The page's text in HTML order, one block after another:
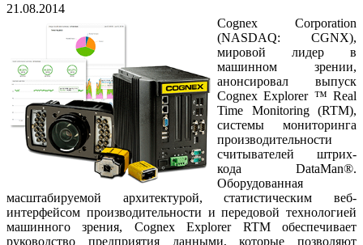
21.08.2014
Cognex Corporation
(NASDAQ: CGNX),
мировой лидер в
машинном зрении,
анонсировал выпуск
Cognex Explorer ™ Real
Time Monitoring (RTM),
системы мониторинга
производительности
считывателей штрих-
кода DataMan®.
Оборудованная
масштабируемой архитектурой, статистическим веб-
интерфейсом производительности и передовой технологией
машинного зрения, Cognex Explorer RTM обеспечивает
руководство предприятия данными, которые позволяют